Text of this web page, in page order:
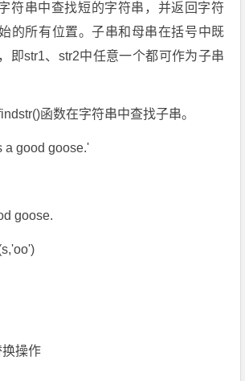
符串中查找短的字符串，并返回字符
的所有位置。子串和母串在括号中既
即str1、str2中任意一个都可作为子串
函数在字符串中查找子串。
a good goose.'
goose.
操作